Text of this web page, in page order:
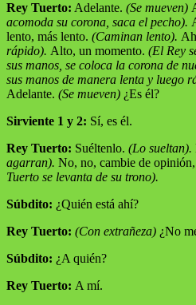
Rey Tuerto: Adelante. (Se mueven)
acomoda su corona, saca el pecho).
lento, más lento. (Caminan lento).
rápido). Alto, un momento. (El Rey
sus manos, se coloca la corona de
sus manos de manera lenta y luego
Adelante. (Se mueven) ¿Es él?
Sirviente 1 y 2: Sí, es él.
Rey Tuerto: Suéltenlo. (Lo sueltan).
agarran). No, no, cambie de
Tuerto se levanta de su trono).
Súbdito: ¿Quién está ahí?
Rey Tuerto: (Con extrañeza) ¿No
Súbdito: ¿A quién?
Rey Tuerto: A mí.